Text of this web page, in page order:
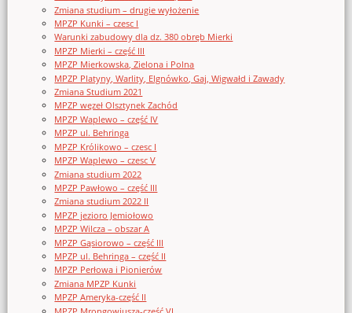
Zmiana studium – drugie wyłożenie
MPZP Kunki – czesc I
Warunki zabudowy dla dz. 380 obręb Mierki
MPZP Mierki – część III
MPZP Mierkowska, Zielona i Polna
MPZP Platyny, Warlity, Elgnówko, Gaj, Wigwałd i Zawady
Zmiana Studium 2021
MPZP węzeł Olsztynek Zachód
MPZP Waplewo – część IV
MPZP ul. Behringa
MPZP Królikowo – czesc I
MPZP Waplewo – czesc V
Zmiana studium 2022
MPZP Pawłowo – część III
Zmiana studium 2022 II
MPZP jezioro Jemiołowo
MPZP Wilcza – obszar A
MPZP Gąsiorowo – część III
MPZP ul. Behringa – część II
MPZP Perłowa i Pionierów
Zmiana MPZP Kunki
MPZP Ameryka-część II